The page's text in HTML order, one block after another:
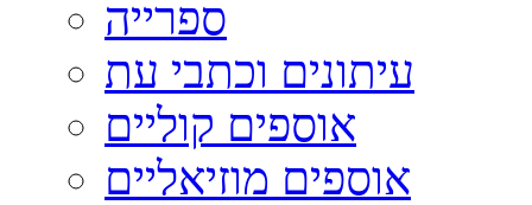
ספרייה
עיתונים וכתבי עת
אוספים קוליים
אוספים מוזיאליים